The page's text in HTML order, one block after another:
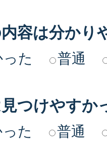
容は分かり
た 普通
つけやすか
た 普通